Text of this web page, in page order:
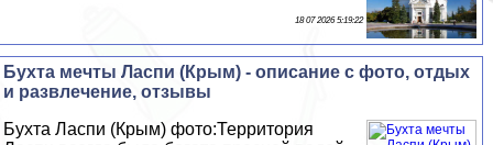
18 07 2026 5:19:22
Бухта мечты Ласпи (Крым) - описание с фото, отдых
и развлечение, отзывы
Бухта Ласпи (Крым) фото:Территория